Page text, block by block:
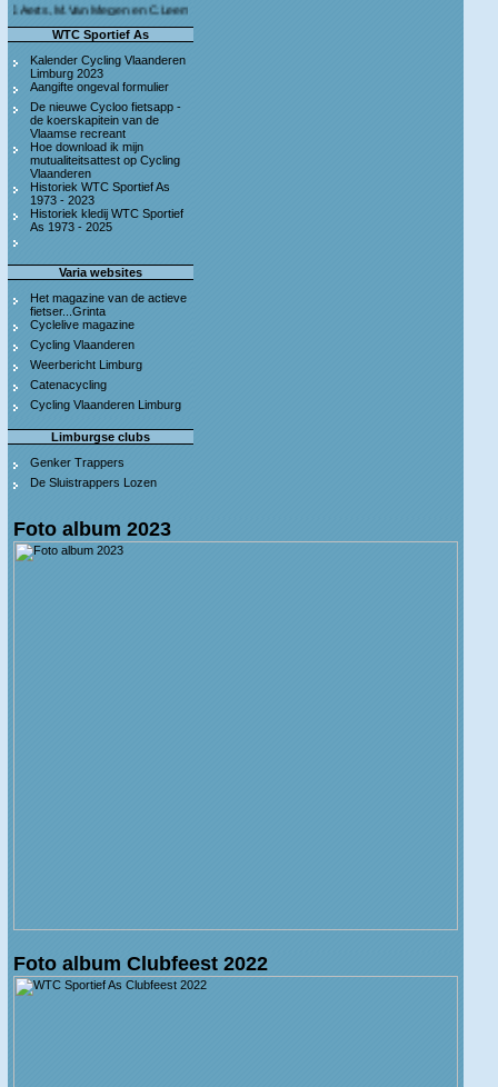
Megen en C.Leeman - Van harte proficiat!
WTC Sportief As
Kalender Cycling Vlaanderen
Limburg 2023
Aangifte ongeval formulier
De nieuwe Cycloo fietsapp -
de koerskapitein van de
Vlaamse recreant
Hoe download ik mijn
mutualiteitsattest op Cycling
Vlaanderen
Historiek WTC Sportief As
1973 - 2023
Historiek kledij WTC Sportief
As 1973 - 2025
Varia websites
Het magazine van de actieve
fietser...Grinta
Cyclelive magazine
Cycling Vlaanderen
Weerbericht Limburg
Catenacycling
Cycling Vlaanderen Limburg
Limburgse clubs
Genker Trappers
De Sluistrappers Lozen
Foto album 2023
Foto album Clubfeest 2022